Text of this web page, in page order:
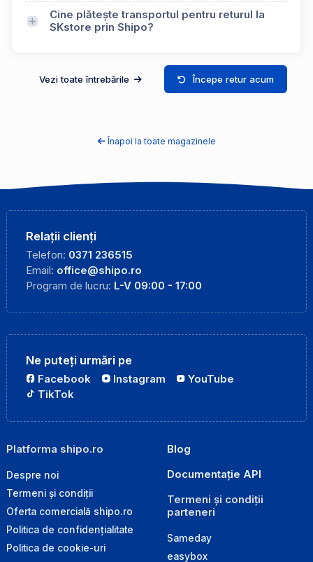
Cine plătește transportul pentru returul la
SKstore prin Shipo?
Vezi toate întrebările Începe retur acum
Înapoi la toate magazinele
Relații clienți
Telefon: 0371 236515
Email: office@shipo.ro
Program de lucru: L-V 09:00 - 17:00
Ne puteți urmări pe
Facebook Instagram
YouTube
TikTok
Platforma shipo.ro
Despre noi
Termeni și condiții
Oferta comercială shipo.ro
Politica de confidențialitate
Politica de cookie-uri
Blog
Documentație API
Termeni și condiții
parteneri
Sameday
easybox